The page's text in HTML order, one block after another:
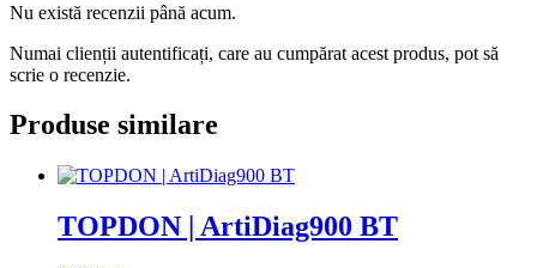
Nu există recenzii până acum.
Numai clienții autentificați, care au cumpărat acest produs, pot să
scrie o recenzie.
Produse similare
TOPDON | ArtiDiag900 BT